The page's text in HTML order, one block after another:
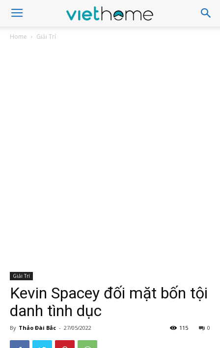
Home Giải Trí
Giải Trí
Kevin Spacey đối mặt bốn tội
danh tình dục
By Thảo Đài Bắc - 27/05/2022 0
115